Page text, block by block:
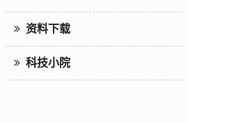
资料下载
科技小院